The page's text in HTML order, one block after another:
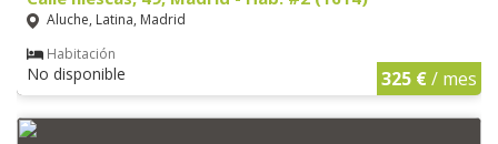
Aluche, Latina, Madrid
Habitación
No disponible 325 €/ mes